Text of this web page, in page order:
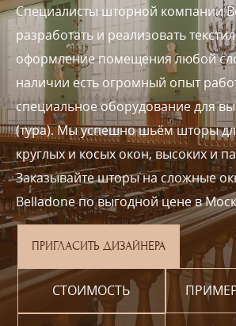
Специалисты шторной компании
разработать и реализовать
оформление помещения любой
наличии есть огромный опыт
специальное оборудование для
(тура). Мы успешно шьём шторы
круглых и косых окон, высоких и
Заказывайте шторы на сложные
Belladone по выгодной цене в
ПРИГЛАСИТЬ ДИЗАЙНЕРА
СТОИМОСТЬ